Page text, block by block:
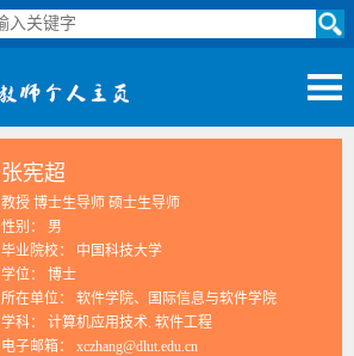
张宪超
教授 博士生导师 硕士生导师
性别： 男
毕业院校： 中国科技大学
学位： 博士
所在单位： 软件学院、国际信息与软件学院
学科： 计算机应用技术. 软件工程
电子邮箱： xczhang@dlut.edu.cn